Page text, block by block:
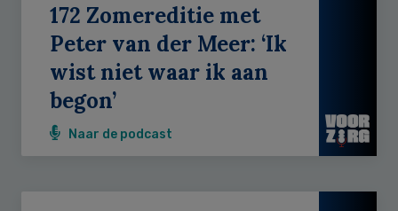
172 Zomereditie met
Peter van der Meer: ‘Ik
wist niet waar ik aan
begon’
Naar de podcast